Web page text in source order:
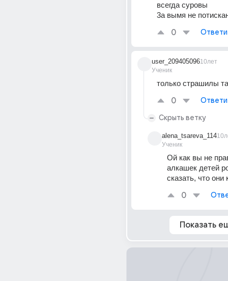
всегда суровы
3а вымя не
0
user_209405096
Ученик
10лет
только страшилы
0
Скрыть ветку
alena_tsareva_114
Ученик
Ой как вы не
алкашек детей
сказать, что
0
Показать